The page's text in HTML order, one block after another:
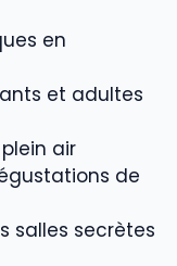
en
et adultes
air
de
salles secrètes